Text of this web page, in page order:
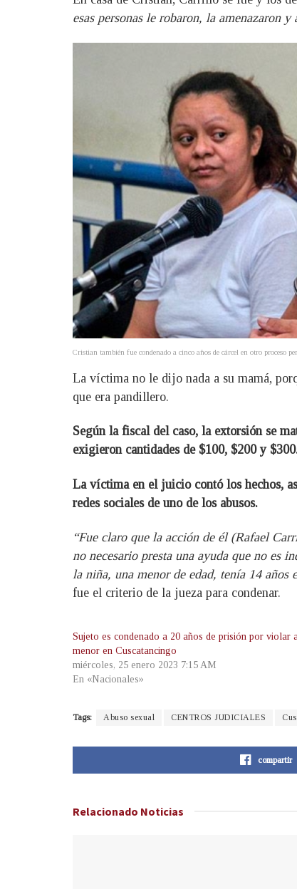
esas personas le robaron, la amenazaron
Cristian también fue condenado a cinco años de cárcel en otro proceso
La víctima no le dijo nada a su mamá,
que era pandillero.
Según la fiscal del caso, la extorsión se
exigieron cantidades de $100, $200 y
La víctima en el juicio contó los hechos,
redes sociales de uno de los abusos.
“Fue claro que la acción de él (Rafael
no necesario presta una ayuda que no es
la niña, una menor de edad, tenía 14 años
fue el criterio de la jueza para condenar.
Sujeto es condenado a 20 años de prisión por violar a
menor en Cuscatancingo
miércoles, 25 enero 2023 7:15 AM
En «Nacionales»
Tags: Abuso sexual CENTROS JUDICIALES
compartir
Relacionado Noticias